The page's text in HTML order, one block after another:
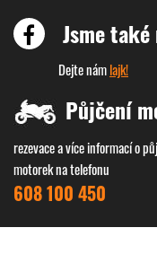
Jsme
Dejte námlajk!
Půjčení
rezevace a více informací o
motorek na telefonu
608 100 450